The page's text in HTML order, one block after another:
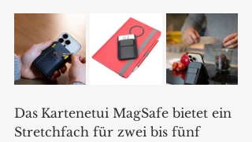
Das Kartenetui MagSafe bietet ein
Stretchfach für zwei bis fünf